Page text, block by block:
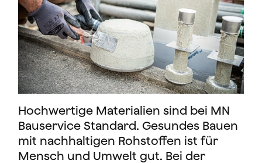
Hochwertige Materialien sind bei MN
Bauservice Standard. Gesundes Bauen
mit nachhaltigen Rohstoffen ist für
Mensch und Umwelt gut. Bei der